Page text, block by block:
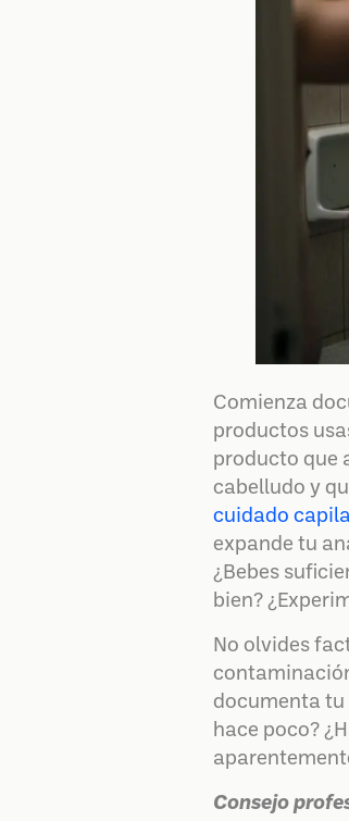
Comienza
productos
producto que
cabelludo y
cuidado
expande tu
¿Bebes
bien?
No olvides
documenta tu
hace poco?
Consejo